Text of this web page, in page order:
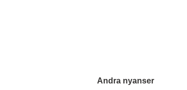
Andra nyanser